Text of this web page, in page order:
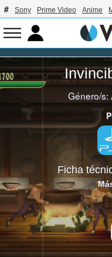
Sony Prime Video Anime
Género/s:
Ficha